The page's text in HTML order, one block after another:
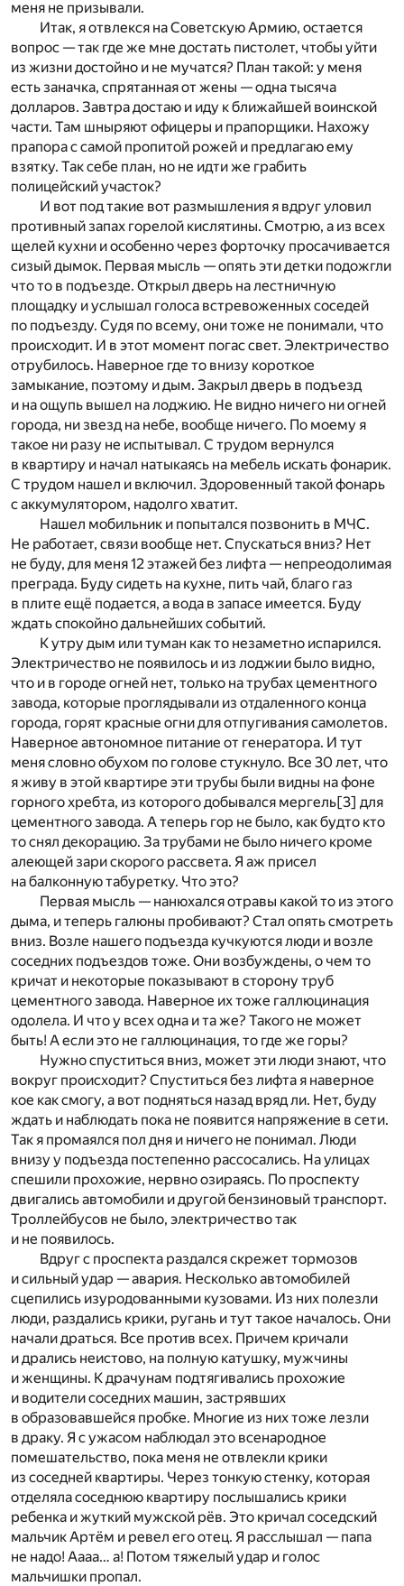
меня не призывали.
Итак, я отвлекся на Советскую Армию, остается
вопрос — так где же мне достать пистолет, чтобы уйти
из жизни достойно и не мучатся? План такой: у меня
есть заначка, спрятанная от жены — одна тысяча
долларов. Завтра достаю и иду к ближайшей воинской
части. Там шныряют офицеры и прапорщики. Нахожу
прапора с самой пропитой рожей и предлагаю ему
взятку. Так себе план, но не идти же грабить
полицейский участок?
И вот под такие вот размышления я вдруг уловил
противный запах горелой кислятины. Смотрю, а из всех
щелей кухни и особенно через форточку просачивается
сизый дымок. Первая мысль — опять эти детки подожгли
что то в подъезде. Открыл дверь на лестничную
площадку и услышал голоса встревоженных соседей
по подъезду. Судя по всему, они тоже не понимали, что
происходит. И в этот момент погас свет. Электричество
отрубилось. Наверное где то внизу короткое
замыкание, поэтому и дым. Закрыл дверь в подъезд
и на ощупь вышел на лоджию. Не видно ничего ни огней
города, ни звезд на небе, вообще ничего. По моему я
такое ни разу не испытывал. С трудом вернулся
в квартиру и начал натыкаясь на мебель искать фонарик.
С трудом нашел и включил. Здоровенный такой фонарь
с аккумулятором, надолго хватит.
Нашел мобильник и попытался позвонить в МЧС.
Не работает, связи вообще нет. Спускаться вниз? Нет
не буду, для меня 12 этажей без лифта — непреодолимая
преграда. Буду сидеть на кухне, пить чай, благо газ
в плите ещё подается, а вода в запасе имеется. Буду
ждать спокойно дальнейших событий.
К утру дым или туман как то незаметно испарился.
Электричество не появилось и из лоджии было видно,
что и в городе огней нет, только на трубах цементного
завода, которые проглядывали из отдаленного конца
города, горят красные огни для отпугивания самолетов.
Наверное автономное питание от генератора. И тут
меня словно обухом по голове стукнуло. Все 30 лет, что
я живу в этой квартире эти трубы были видны на фоне
горного хребта, из которого добывался мергель[3] для
цементного завода. А теперь гор не было, как будто кто
то снял декорацию. За трубами не было ничего кроме
алеющей зари скорого рассвета. Я аж присел
на балконную табуретку. Что это?
Первая мысль — нанюхался отравы какой то из этого
дыма, и теперь галюны пробивают? Стал опять смотреть
вниз. Возле нашего подъезда кучкуются люди и возле
соседних подъездов тоже. Они возбуждены, о чем то
кричат и некоторые показывают в сторону труб
цементного завода. Наверное их тоже галлюцинация
одолела. И что у всех одна и та же? Такого не может
быть! А если это не галлюцинация, то где же горы?
Нужно спуститься вниз, может эти люди знают, что
вокруг происходит? Спуститься без лифта я наверное
кое как смогу, а вот подняться назад вряд ли. Нет, буду
ждать и наблюдать пока не появится напряжение в сети.
Так я промаялся пол дня и ничего не понимал. Люди
внизу у подъезда постепенно рассосались. На улицах
спешили прохожие, нервно озираясь. По проспекту
двигались автомобили и другой бензиновый транспорт.
Троллейбусов не было, электричество так
и не появилось.
Вдруг с проспекта раздался скрежет тормозов
и сильный удар — авария. Несколько автомобилей
сцепились изуродованными кузовами. Из них полезли
люди, раздались крики, ругань и тут такое началось. Они
начали драться. Все против всех. Причем кричали
и дрались неистово, на полную катушку, мужчины
и женщины. К драчунам подтягивались прохожие
и водители соседних машин, застрявших
в образовавшейся пробке. Многие из них тоже лезли
в драку. Я с ужасом наблюдал это всенародное
помешательство, пока меня не отвлекли крики
из соседней квартиры. Через тонкую стенку, которая
отделяла соседнюю квартиру послышались крики
ребенка и жуткий мужской рёв. Это кричал соседский
мальчик Артём и ревел его отец. Я расслышал — папа
не надо! Аааа… а! Потом тяжелый удар и голос
мальчишки пропал.